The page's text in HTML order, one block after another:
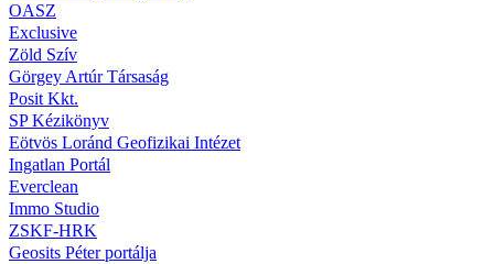
OASZ
Exclusive
Zöld Szív
Görgey Artúr Társaság
Posit Kkt.
SP Kézikönyv
Eötvös Loránd Geofizikai Intézet
Ingatlan Portál
Everclean
Immo Studio
ZSKF-HRK
Geosits Péter portálja